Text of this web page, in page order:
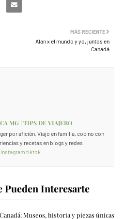
MÁS RECIENTE
Alan x el mundo y yo, juntos en
Canadá
MG | TIPS DE VIAJERO
por afición. Viajo en familia, cocino con
y recetas en blogs y redes
instagram tiktok
Pueden Interesarte
Museos, historia y piezas únicas